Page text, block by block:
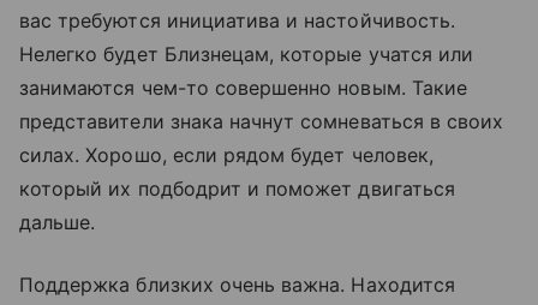
вас требуются инициатива и настойчивость.
Нелегко будет Близнецам, которые учатся или
занимаются чем-то совершенно новым. Такие
представители знака начнут сомневаться в своих
силах. Хорошо, если рядом будет человек,
который их подбодрит и поможет двигаться
дальше.
Поддержка близких очень важна. Находится